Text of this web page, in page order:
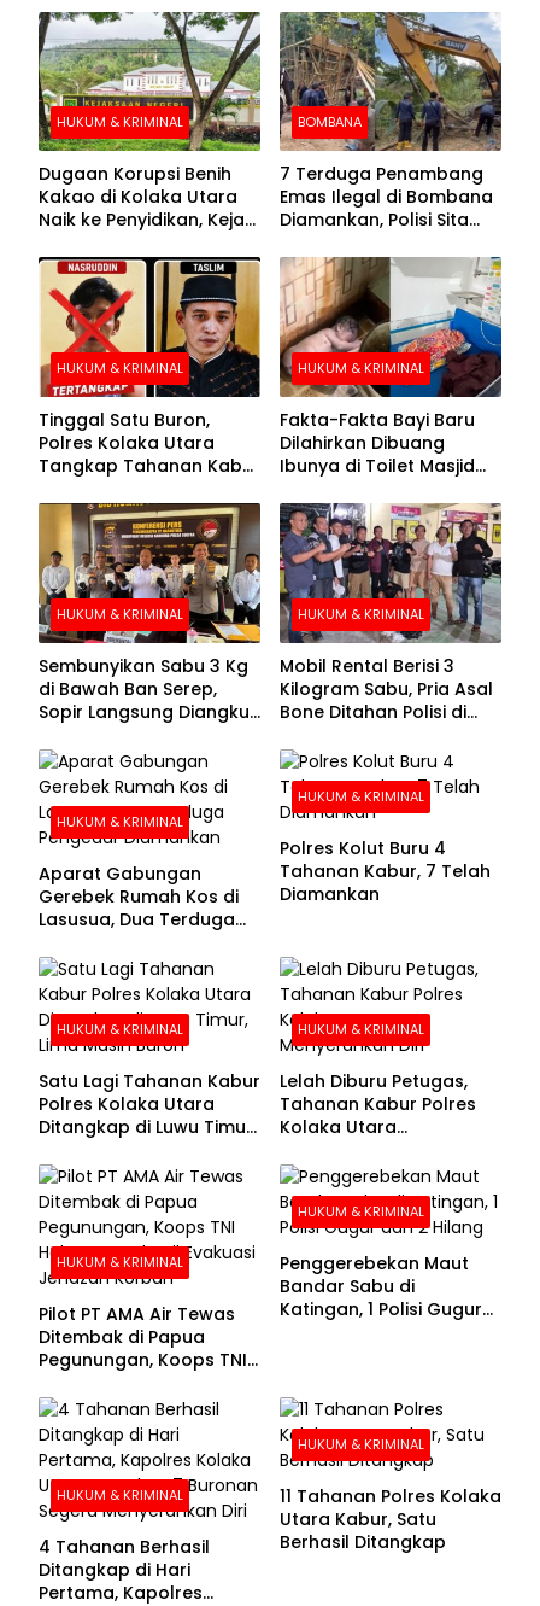
HUKUM & KRIMINAL
Dugaan Korupsi Benih
Kakao di Kolaka Utara
Naik ke Penyidikan, Kejari
BOMBANA
7 Terduga Penambang
Emas Ilegal di Bombana
Diamankan, Polisi Sita
Crusher
HUKUM & KRIMINAL
Tinggal Satu Buron,
Polres Kolaka Utara
Tangkap Tahanan Kabur
Pengejaran
HUKUM & KRIMINAL
Fakta-Fakta Bayi Baru
Dilahirkan Dibuang
Ibunya di Toilet Masjid
HUKUM & KRIMINAL
Sembunyikan Sabu 3 Kg
di Bawah Ban Serep,
Sopir Langsung Diangkut
HUKUM & KRIMINAL
Mobil Rental Berisi 3
Kilogram Sabu, Pria Asal
Bone Ditahan Polisi di
HUKUM & KRIMINAL
Aparat Gabungan
Gerebek Rumah Kos di
Lasusua, Dua Terduga
HUKUM & KRIMINAL
Polres Kolut Buru 4
Tahanan Kabur, 7 Telah
Diamankan
HUKUM & KRIMINAL
Satu Lagi Tahanan Kabur
Polres Kolaka Utara
Ditangkap di Luwu Timur,
HUKUM & KRIMINAL
Lelah Diburu Petugas,
Tahanan Kabur Polres
Kolaka Utara
HUKUM & KRIMINAL
Pilot PT AMA Air Tewas
Ditembak di Papua
Pegunungan, Koops TNI
Evakuasi Jenazah
Korban
HUKUM & KRIMINAL
Penggerebekan Maut
Bandar Sabu di
Katingan, 1 Polisi Gugur
HUKUM & KRIMINAL
4 Tahanan Berhasil
Ditangkap di Hari
Pertama, Kapolres
HUKUM & KRIMINAL
11 Tahanan Polres Kolaka
Utara Kabur, Satu
Berhasil Ditangkap